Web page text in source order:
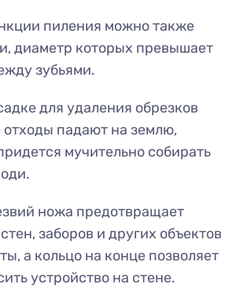
пиления можно также
диаметр которых превышает
зубьями.
для удаления обрезков
отходы падают на землю,
мучительно собирать
ножа предотвращает
заборов и других объектов
а кольцо на конце позволяет
устройство на стене.